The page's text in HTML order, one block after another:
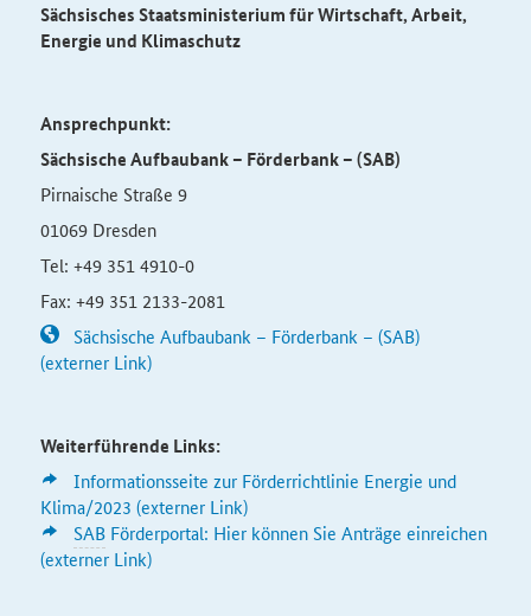
Sächsisches Staatsministerium für Wirtschaft, Arbeit,
Energie und Klimaschutz
Ansprechpunkt:
Sächsische Aufbaubank – Förderbank – (SAB)
Pirnaische Straße 9
01069 Dresden
Tel: +49 351 4910-0
Fax: +49 351 2133-2081
Sächsische Aufbaubank – Förderbank – (SAB)
(externer Link)
Weiterführende Links:
Informationsseite zur Förderrichtlinie Energie und
Klima/2023 (externer Link)
SABFörderportal: Hier können Sie Anträge einreichen
(externer Link)